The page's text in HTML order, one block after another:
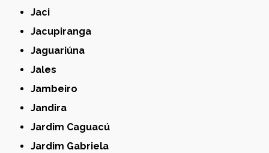
Jaci
Jacupiranga
Jaguariúna
Jales
Jambeiro
Jandira
Jardim Caguacú
Jardim Gabriela